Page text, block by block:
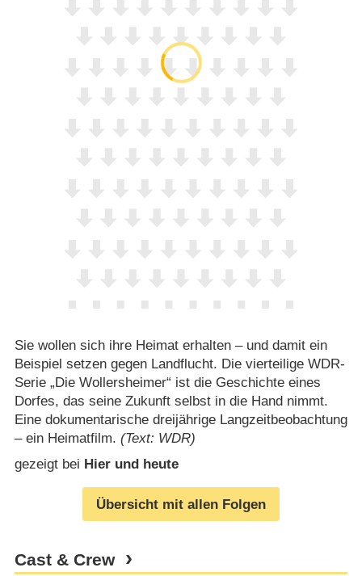
Sie wollen sich ihre Heimat erhalten – und damit ein
Beispiel setzen gegen Landflucht. Die vierteilige WDR-
Serie „Die Wollersheimer“ ist die Geschichte eines
Dorfes, das seine Zukunft selbst in die Hand nimmt.
Eine dokumentarische dreijährige Langzeitbeobachtung
– ein Heimatfilm. (Text: WDR)
gezeigt bei Hier und heute
Übersicht mit allen Folgen
Cast & Crew